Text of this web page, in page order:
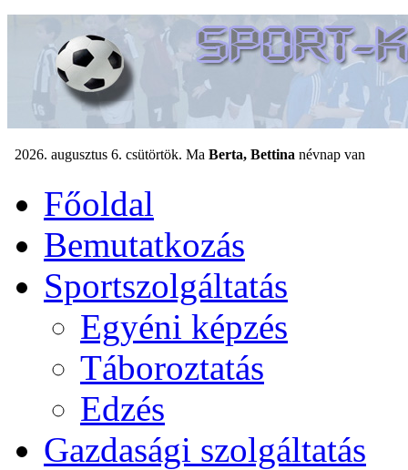
Főoldal
Bemutatkozás
Sportszolgáltatás
Egyéni képzés
Táboroztatás
Edzés
Gazdasági szolgáltatás